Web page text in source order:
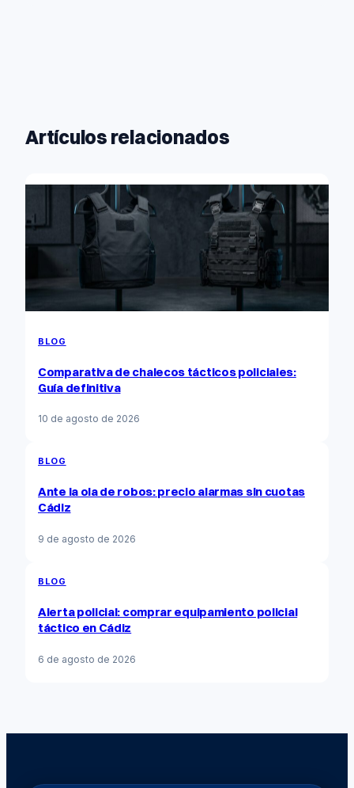
Artículos relacionados
BLOG
Comparativa de chalecos tácticos policiales:
Guía definitiva
10 de agosto de 2026
BLOG
Ante la ola de robos: precio alarmas sin cuotas
Cádiz
9 de agosto de 2026
BLOG
Alerta policial: comprar equipamiento policial
táctico en Cádiz
6 de agosto de 2026